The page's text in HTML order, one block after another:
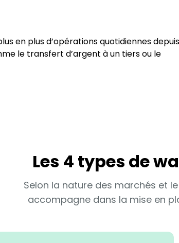
en plus d’opérations quotidiennes depuis
le transfert d’argent à un tiers ou le
Les 4 types de
Selon la nature des marchés et
accompagne dans la mise en